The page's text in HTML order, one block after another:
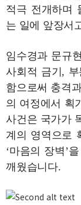
적극 전개하며
는 일에 앞장서
임수경과 문규
사회적 금기,
함으로써 충격
의 여정에서 획
사건은 국가가
계의 영역으로
‘마음의 장벽’
깨웠습니다.